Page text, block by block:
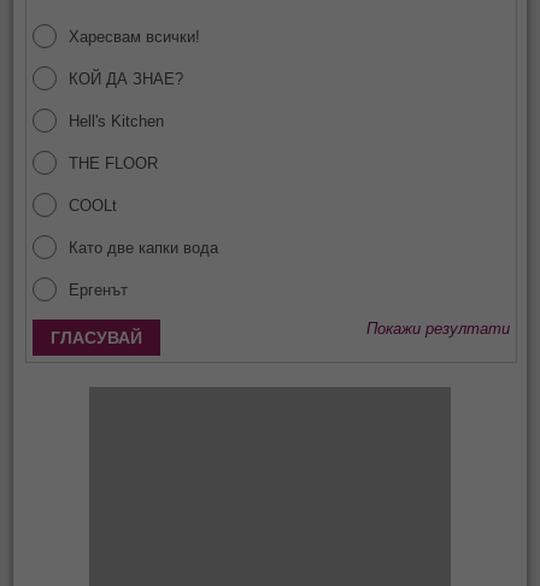
Харесвам всички!
КОЙ ДА ЗНАЕ?
Hell's Kitchen
THE FLOOR
COOLt
Като две капки вода
Ергенът
Покажи резултати